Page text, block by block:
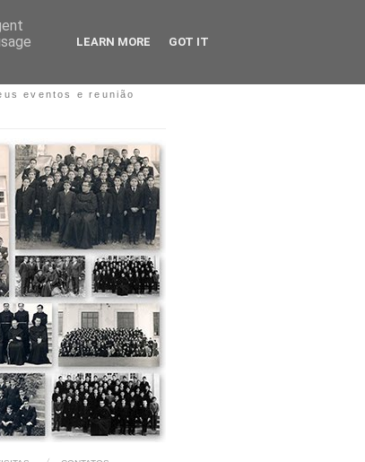
eventos e reunião
LEARN MORE GOT IT